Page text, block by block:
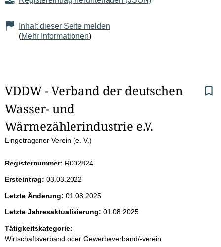
Inhalt dieser Seite melden
(Mehr Informationen)
S
e
i
e
n
i
n
VDDW - Verband der deutschen
Wasser- und
Wärmezählerindustrie e.V.
Eingetragener Verein (e. V.)
Registernummer: R002824
Ersteintrag: 03.03.2022
Letzte Änderung: 01.08.2025
Letzte Jahresaktualisierung: 01.08.2025
Tätigkeitskategorie:
Wirtschaftsverband oder Gewerbeverband/-verein